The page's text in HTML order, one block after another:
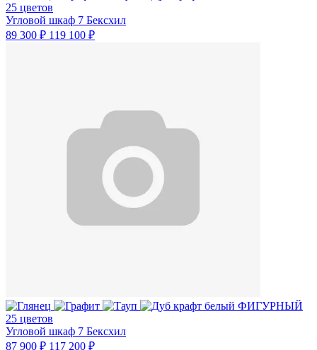
25 цветов
Угловой шкаф 7 Бексхил
89 300 ₽ 119 100 ₽
25 цветов
Угловой шкаф 7 Бексхил
87 900 ₽ 117 200 ₽